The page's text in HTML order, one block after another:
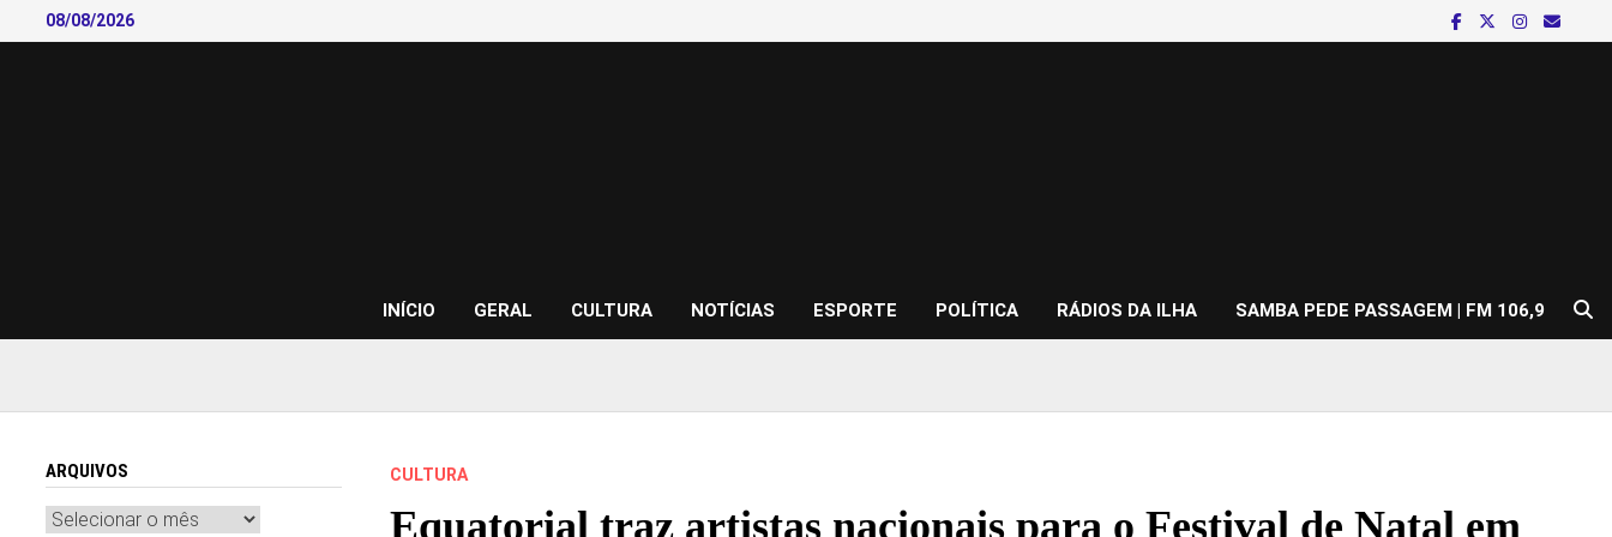
to
08/08/2026
INÍCIO GERAL CULTURA NOTÍCIAS ESPORTE POLÍTICA RÁDIOS DA ILHA SAMBA PEDE PASSAGEM | FM 106,9
CULTURA
Equatorial traz artistas nacionais para o Festival de Natal em
ARQUIVOS
Arquivos